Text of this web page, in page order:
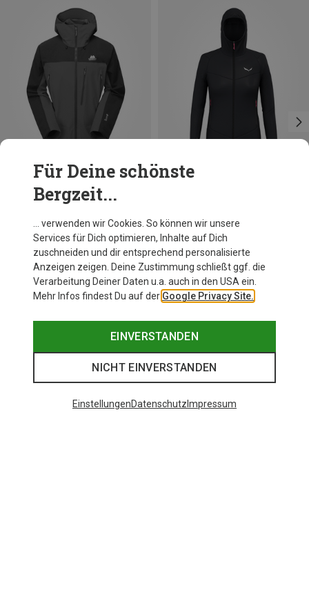
Mountain Equipment
Herren Lhotse Jacke
699,95 €
M L XL XXL
Salewa
Damen Sella Merino Hoodie Jacke
179,95 €
Für Deine schönste
Bergzeit...
… verwenden wir Cookies. So können wir unsere
Services für Dich optimieren, Inhalte auf Dich
zuschneiden und dir entsprechend personalisierte
Anzeigen zeigen. Deine Zustimmung schließt ggf. die
Verarbeitung Deiner Daten u.a. auch in den USA ein.
Mehr Infos findest Du auf der Google Privacy Site.
EINVERSTANDEN
NICHT EINVERSTANDEN
EinstellungenDatenschutz Impressum